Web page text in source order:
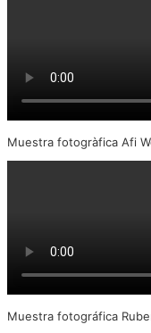
Muestra fotogràfica Afi
Muestra fotográfica